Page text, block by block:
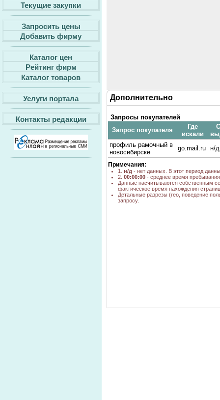
Текущие закупки
Запросить цены
Добавить фирму
Каталог цен
Рейтинг фирм
Каталог товаров
Услуги портала
Контакты редакции
Дополнительно
Запросы покупателей
Запрос покупателя
Где
искали
профиль рамочный в
новосибирске
go.mail.ru н/д
Примечания:
1. н/д - нет данных. В этот период
2. 00:00:00 - среднее время
Данные насчитываются собственным
фактическое время нахождения
Детальные разрезы (гео, поведение
запросу.